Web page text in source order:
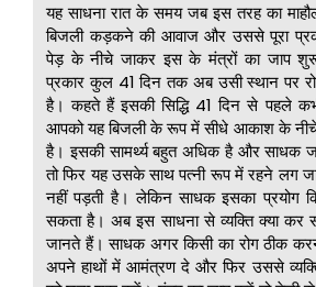
यह साधना रात के समय जब इस तरह का
बिजली कड़कने की आवाज और उससे पूरा
पेड़ के नीचे जाकर इस के मंत्रों का जाप
प्रकार कुल 41 दिन तक अब उसी स्थान पर
है। कहते हैं इसकी सिद्धि 41 दिन से पहले
आपको यह बिजली के रूप में सीधे आकाश के
है। इसकी सामर्थ्य बहुत अधिक है और साधक
तो फिर यह उसके साथ पत्नी रूप में रहने लग
नहीं पड़ती है। लेकिन साधक इसका प्रयोग
सकता है। अब इस साधना से व्यक्ति क्या कर
जानते हैं। साधक अगर किसी का रोग ठीक
अपने हाथों में आमंत्रण दे और फिर उससे